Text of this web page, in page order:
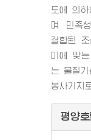
도에 의
며 민족
결합된
미에 맞
는 물질기
봉사기지
평양